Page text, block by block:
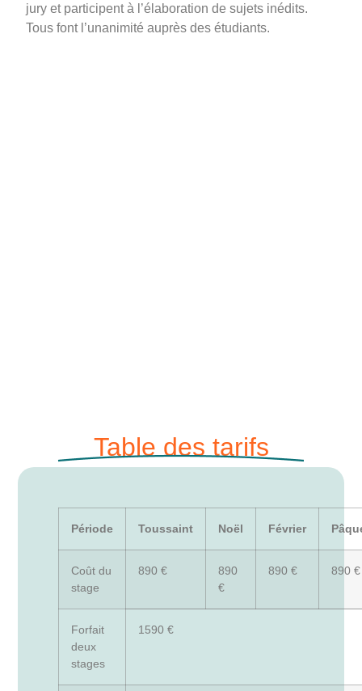
jury et participent à l’élaboration de sujets inédits.
Tous font l’unanimité auprès des étudiants.
Table des tarifs
Période Toussaint Noël Février
Coût du
stage
890 €
890
€
890 € 890 €
Forfait
deux
stages
1590 €